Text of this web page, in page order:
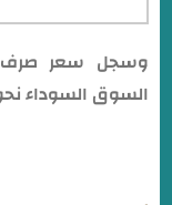
وسجل سعر صرف
السوق السوداء نحو 2750